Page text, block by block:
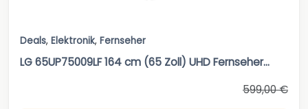
Deals, Elektronik, Fernseher
LG 65UP75009LF 164 cm (65 Zoll) UHD Fernseher...
599,00 €